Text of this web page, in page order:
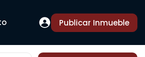
Publicar Inmueble